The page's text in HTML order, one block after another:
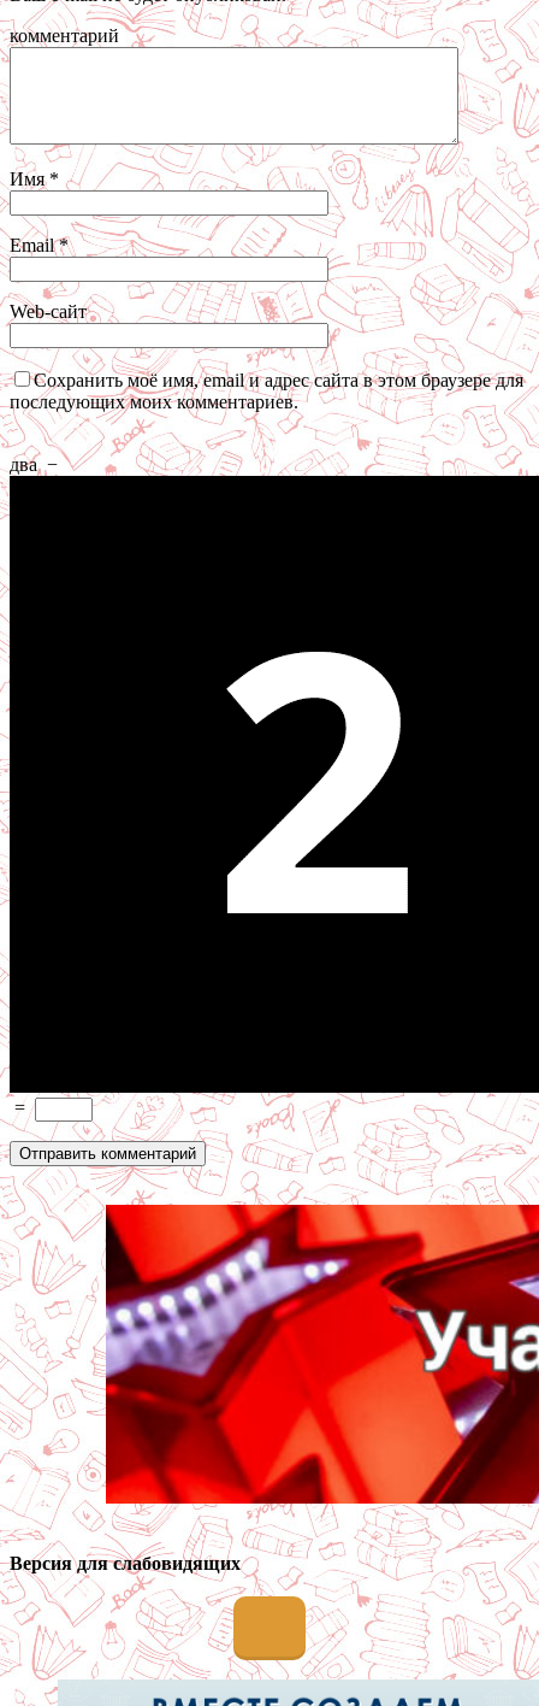
комментарий
Имя*
Email*
Web-сайт
Сохранить моё имя, email и адрес сайта в этом браузере для
последующих моих комментариев.
два −
=
Версия для слабовидящих